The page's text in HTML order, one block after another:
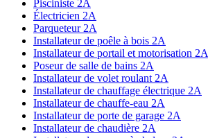
Pisciniste 2A
Électricien 2A
Parqueteur 2A
Installateur de poêle à bois 2A
Installateur de portail et motorisation 2A
Poseur de salle de bains 2A
Installateur de volet roulant 2A
Installateur de chauffage électrique 2A
Installateur de chauffe-eau 2A
Installateur de porte de garage 2A
Installateur de chaudière 2A